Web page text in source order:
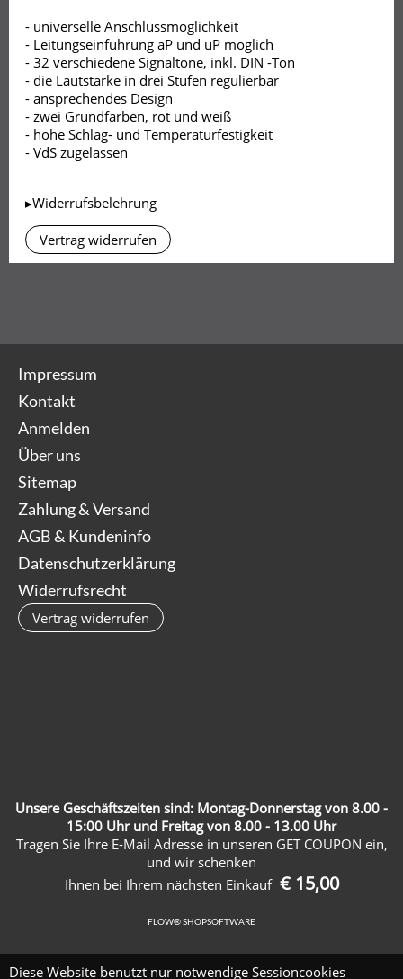
Diese Website benutzt nur notwendige Sessioncookies
- universelle Anschlussmöglichkeit
- Leitungseinführung aP und uP möglich
- 32 verschiedene Signaltöne, inkl. DIN -Ton
- die Lautstärke in drei Stufen regulierbar
- ansprechendes Design
- zwei Grundfarben, rot und weiß
- hohe Schlag- und Temperaturfestigkeit
- VdS zugelassen
▸Widerrufsbelehrung
Vertrag widerrufen
Impressum
Kontakt
Anmelden
Über uns
Sitemap
Zahlung & Versand
AGB & Kundeninfo
Datenschutzerklärung
Widerrufsrecht
Vertrag widerrufen
Unsere Geschäftszeiten sind: Montag-Donnerstag von 8.00 -
15:00 Uhr und Freitag von 8.00 - 13.00 Uhr
Tragen Sie Ihre E-Mail Adresse in unseren GET COUPON ein,
und wir schenken
Ihnen bei Ihrem nächsten Einkauf € 15,00
FLOW® SHOPSOFTWARE